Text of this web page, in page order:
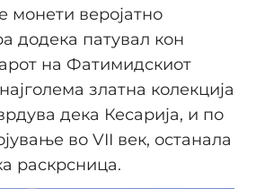
монети веројатно
додека патувал кон
на Фатимидскиот
златна колекција
дека Кесарија, и по
во VII век, останала
раскрсница.